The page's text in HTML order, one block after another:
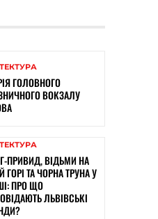
ГОЛОВНОГО
ВОКЗАЛУ
ПРИВИД, ВІДЬМИ НА
ГОРІ ТА ЧОРНА ТРУНА У
ПРО ЩО
ЛЬВІВСЬКІ